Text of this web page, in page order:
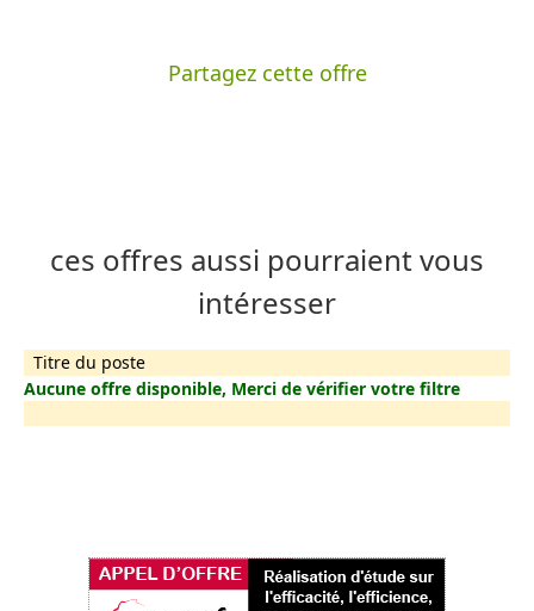
Partagez cette offre
ces offres aussi pourraient vous
intéresser
Titre du poste
Aucune offre disponible, Merci de vérifier votre filtre